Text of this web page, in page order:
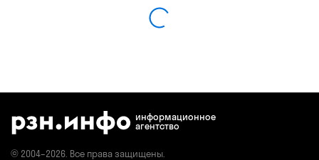
информационное
агентство
© 2004–2026. Все права защищены.